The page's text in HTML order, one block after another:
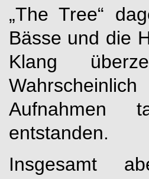
„The Tree“
Bässe und die
Klang
Aufnahmen
entstanden.
Insgesamt